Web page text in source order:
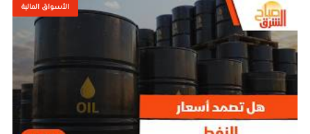
الأسواق المالية